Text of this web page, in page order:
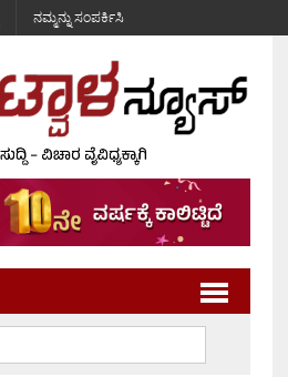
ನಮ್ಮನ್ನು ಸಂಪರ್ಕಿಸಿ